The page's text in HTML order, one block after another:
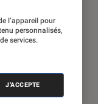
l’appareil pour
personnalisés,
services.
J'ACCEPTE